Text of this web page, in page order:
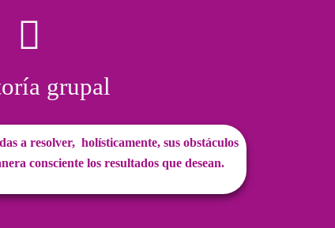
grupal
a resolver, holísticamente, sus obstáculos
consciente los resultados que desean.